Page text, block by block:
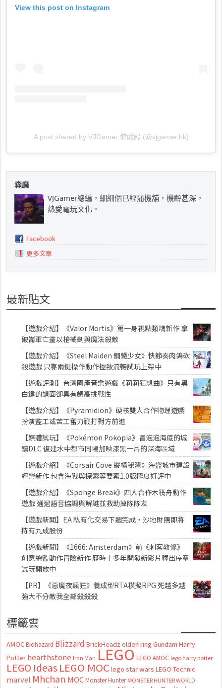
View this post on Instagram
A post shared by VJGamer 遊戲殿 (@vjgamer.hk)
森麻
VJGamer總編，細細個已經蒲機舖，機齡甚深，
熱愛電玩文化。
Facebook
更多文章
最新貼文
【遊戲介紹】《Valor Mortis》第一身視點類魂新作 拿
破崙軍亡靈以槍械劍與魔法殺敵
【遊戲介紹】《Steel Maiden 鋼鐵少女》快節奏肉鴿砍
殺遊戲 只靠兩鍵操作動作極致流暢試玩上架中
【遊戲評測】台灣國產音樂遊戲《莉莉狂想曲》只有黑
白鍵的譜面卻具有頗高挑戰性
【遊戲介紹】《Pyramidion》硬核雙人合作物理遊戲
扮演監工或苦工奮力鞭打對方前進
【媒體試玩】《Pokémon Pokopia》冒泡泡海底的城
鎮DLC 復建水中都市同場加映漆黑一片的深海區域
【遊戲介紹】《Corsair Cove 縱橫秘灣》海盜城市建設
經營新作 包含海戰與探索等要素1.0版極度好評中
【遊戲介紹】《Sponge Break》四人合作木筏舟動作
遊戲 通過語音協調與解謎並救助掉隊隊友
【遊戲新聞】EA 私有化交易下週完成・沙地財團即將
持有九成股份
【遊戲新聞】《1666: Amsterdam》前《刺客教條》
創意總監動作冒險新作 歷時十多年開發新影片釋出序章
試玩開放中
【PR】《惡魔夜瘋狂》養成型RTA模擬RPG 死越多越
強大不分敵我全部殺殺殺
標籤雲
AMOC Biohazard Blizzard BrickHeadz elden ring Gundam Harry
Potter hearthstone Iron Man LEGO LEGO AMOC lego harry potter
LEGO Ideas LEGO MOC lego star wars LEGO Technic
marvel Mhchan MOC Monster Hunter MONSTER HUNTER WORLD